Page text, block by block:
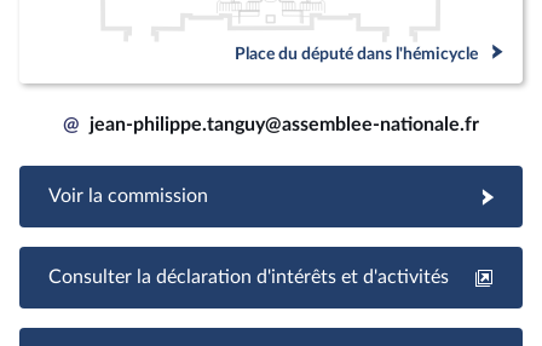
Place du député dans l'hémicycle
@ jean-philippe.tanguy@assemblee-nationale.fr
Voir la commission
Consulter la déclaration d'intérêts et d'activités